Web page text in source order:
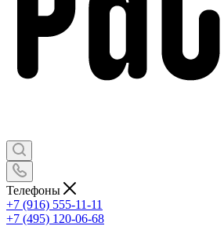
Телефоны
+7 (916) 555-11-11
+7 (495) 120-06-68